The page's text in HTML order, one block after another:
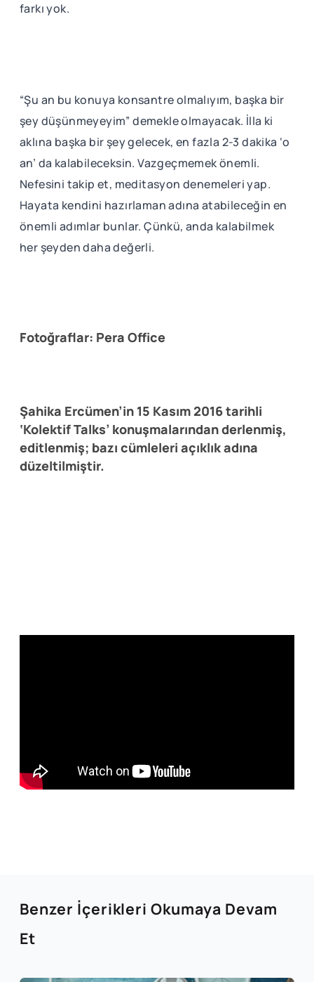
farkı yok.
“Şu an bu konuya konsantre olmalıyım, başka bir
şey düşünmeyeyim” demekle olmayacak. İlla ki
aklına başka bir şey gelecek, en fazla 2-3 dakika ‘o
an’ da kalabileceksin. Vazgeçmemek önemli.
Nefesini takip et, meditasyon denemeleri yap.
Hayata kendini hazırlaman adına atabileceğin en
önemli adımlar bunlar. Çünkü, anda kalabilmek
her şeyden daha değerli.
Fotoğraflar: Pera Office
Şahika Ercümen’in 15 Kasım 2016 tarihli
‘Kolektif Talks’ konuşmalarından derlenmiş,
editlenmiş; bazı cümleleri açıklık adına
düzeltilmiştir.
Benzer İçerikleri Okumaya Devam
Et